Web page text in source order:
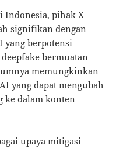
Indonesia, pihak X
signifikan dengan
berpotensi
bermuatan
memungkinkan
yang dapat mengubah
ke dalam konten
upaya mitigasi